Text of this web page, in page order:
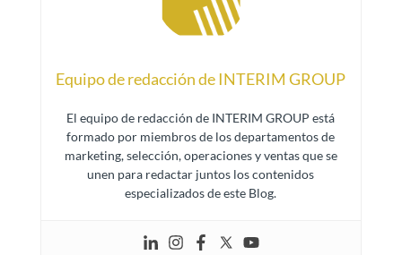
Equipo de redacción de INTERIM GROUP
El equipo de redacción de INTERIM GROUP está
formado por miembros de los departamentos de
marketing, selección, operaciones y ventas que se
unen para redactar juntos los contenidos
especializados de este Blog.